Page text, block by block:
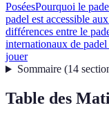
PoséesPourquoi le
padel est accessible
différences entre le
internationaux de padel
jouer
Sommaire(14
Table des